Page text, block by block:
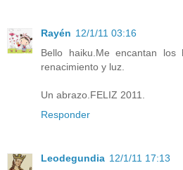
Rayén 12/1/11 03:16
Bello haiku.Me encantan los
renacimiento y luz.
Un abrazo.FELIZ 2011.
Responder
Leodegundia 12/1/11 17:13